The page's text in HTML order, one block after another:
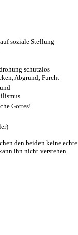
soziale Stellung
schutzlos
Abgrund, Furcht
Gottes!
den beiden keine echte
ihn nicht verstehen.